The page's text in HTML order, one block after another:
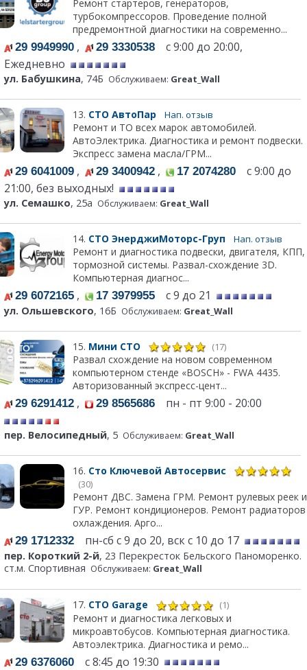
Ремонт стартеров, генераторов,
турбокомпрессоров. Проведение полной
предремонтной диагностики на современно...
29 9949990 , 29 3330538 с 9:00 до 20:00,
Ежедневно
ул. Бабушкина, 74Б Обслуживаем: Great_Wall
13. СТО АвтоПар Нап. отзыв
Ремонт и ТО всех марок автомобилей.
АвтоЭлектрика. Диагностика и ремонт подвески.
Экспресс замена масла/ГРМ...
29 6041009 , 29 3400942 , 17 2074280 с 9:00 до
21:00, без выходных!
ул. Семашко, 25а Обслуживаем: Great_Wall
14. СТО ЭнерджиМоторс-Груп Нап. отзыв
Ремонт и диагностика подвески, двигателя, КПП,
тормозной системы. Развал-схождение 3D.
Компьютерная диагнос...
29 6072165 , 17 3979955 с 9 до 21
ул. Ольшевского, 16Б Обслуживаем: Great_Wall
15. Мини СТО (17)
Развал схождение на новом современном
компьютерном стенде «BOSCH» - FWA 4435.
Авторизованный экспресс-цент...
29 6291412 , 29 8565686 пн - пт 9:00 - 20:00
пер. Велосипедный, 5 Обслуживаем: Great_Wall
16. Сто Ключевой Автосервис
(30)
Ремонт ДВС. Замена ГРМ. Ремонт рулевых реек и
ГУР. Ремонт кондиционеров. Ремонт радиаторов
охлаждения. Арго...
29 1712332 пн-сб с 9 до 20, вск с 10 до 17
пер. Короткий 2-й, 23 Перекресток Бельского Паноморенко.
ст.м. Спортивная Обслуживаем: Great_Wall
17. СТО Garage (1)
Ремонт и диагностика легковых и
микроавтобусов. Компьютерная диагностика.
Автоэлектрика. Диагностика и ремо...
29 6376060 с 8:45 до 19:30